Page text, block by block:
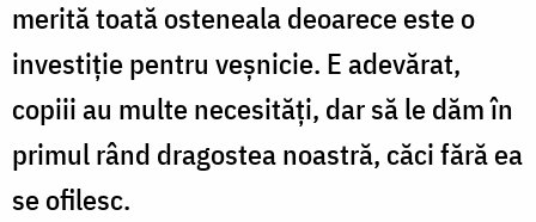
merită toată osteneala deoarece este o
investiție pentru veșnicie. E adevărat,
copiii au multe necesități, dar să le dăm în
primul rând dragostea noastră, căci fără ea
se ofilesc.